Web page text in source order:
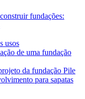
fundações:
usos
de uma fundação
da fundação Pile
para sapatas